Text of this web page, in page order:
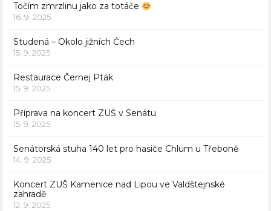
Točím zmrzlinu jako za totáče
16. 9. 2025
Studená – Okolo jižních Čech
15. 9. 2025
Restaurace Černej Pták
15. 9. 2025
Příprava na koncert ZUŠ v Senátu
15. 9. 2025
Senátorská stuha 140 let pro hasiče Chlum u Třeboně
14. 9. 2025
Koncert ZUŠ Kamenice nad Lipou ve Valdštejnské
zahradě
12. 9. 2025